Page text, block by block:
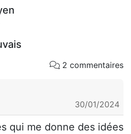
2 commentaires
30/01/2024
qui me donne des idées